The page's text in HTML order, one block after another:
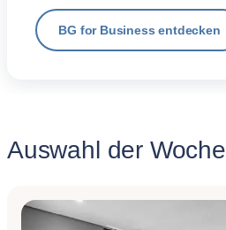
BG for Business entdecken
Auswahl der Woche